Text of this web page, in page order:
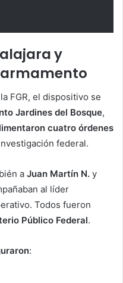
y
FGR, el dispositivo se
Jardines del Bosque,
cuatro órdenes
federal.
a Juan Martín N. y
al líder
Todos fueron
Público Federal.
: